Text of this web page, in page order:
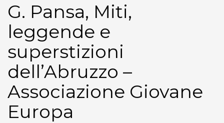
G. Pansa, Miti,
leggende e
superstizioni
dell’Abruzzo –
Associazione Giovane
Europa